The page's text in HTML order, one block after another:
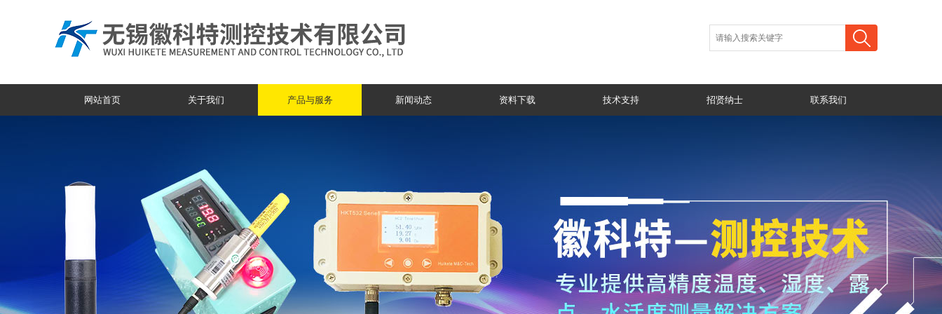
网站首页 关于我们 产品与服务 新闻动态 资料下载 技术支持 招贤纳士 联系我们